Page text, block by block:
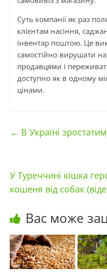
Суть компанії як раз
клієнтам насіння,
інвентар поштою. Це
самостійно вирушати
продавцями і
доступно як в одному
цінами.
← В Україні
У Туреччині кішка
кошеня від собак
Вас може